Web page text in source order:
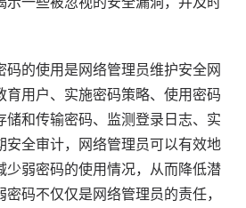
码的使用是网络管理员维护安全网
育用户、实施密码策略、使用密码
储和传输密码、监测登录日志、实
安全审计，网络管理员可以有效地
少弱密码的使用情况，从而降低潜
码不仅仅是网络管理员的责任，